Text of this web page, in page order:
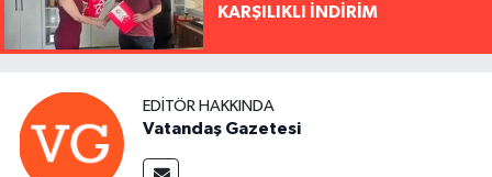
KARŞILIKLI İNDİRİM
EDITÖR HAKKINDA
Vatandaş Gazetesi